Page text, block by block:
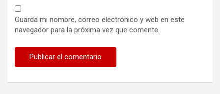
Guarda mi nombre, correo electrónico y web en este
navegador para la próxima vez que comente.